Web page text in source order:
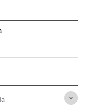
Facebook